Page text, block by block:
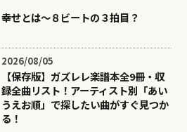
幸せとは〜８ビートの３拍目？
2026/08/05
【保存版】ガズレレ楽譜本全9冊・収
録全曲リスト！アーティスト別「あい
うえお順」で探したい曲がすぐ見つか
る！